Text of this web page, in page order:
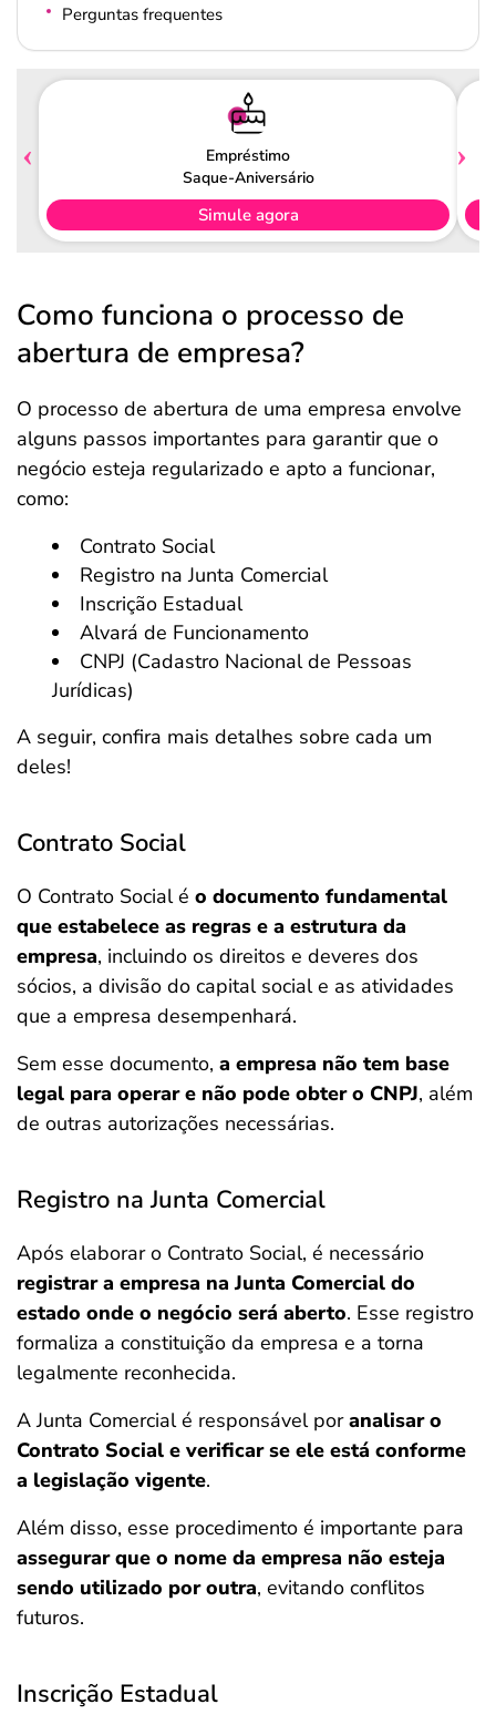
Perguntas frequentes
Empréstimo
Saque-Aniversário
Simule agora
Como funciona o processo de
abertura de empresa?
O processo de abertura de uma empresa envolve
alguns passos importantes para garantir que o
negócio esteja regularizado e apto a funcionar,
como:
Contrato Social
Registro na Junta Comercial
Inscrição Estadual
Alvará de Funcionamento
CNPJ (Cadastro Nacional de Pessoas
Jurídicas)
A seguir, confira mais detalhes sobre cada um
deles!
Contrato Social
O Contrato Social é o documento fundamental
que estabelece as regras e a estrutura da
empresa, incluindo os direitos e deveres dos
sócios, a divisão do capital social e as atividades
que a empresa desempenhará.
Sem esse documento, a empresa não tem base
legal para operar e não pode obter o CNPJ, além
de outras autorizações necessárias.
Registro na Junta Comercial
Após elaborar o Contrato Social, é necessário
registrar a empresa na Junta Comercial do
estado onde o negócio será aberto. Esse registro
formaliza a constituição da empresa e a torna
legalmente reconhecida.
A Junta Comercial é responsável poranalisar o
Contrato Social e verificar se ele está conforme
a legislação vigente.
Além disso, esse procedimento é importante para
assegurar que o nome da empresa não esteja
sendo utilizado por outra, evitando conflitos
futuros.
Inscrição Estadual